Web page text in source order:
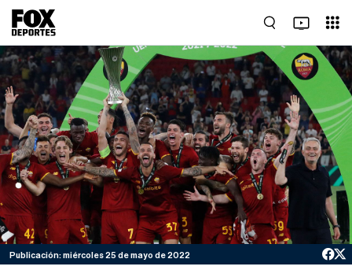
Publicación: miércoles 25 de mayo de 2022